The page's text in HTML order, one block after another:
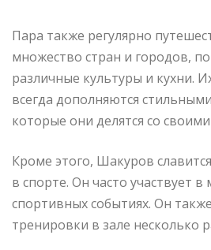
Пара также регулярно
множество стран и городов,
различные культуры и кухни.
всегда дополняются
которые они делятся со
Кроме этого, Шакуров
в спорте. Он часто участвует
спортивных событиях. Он
тренировки в зале несколько